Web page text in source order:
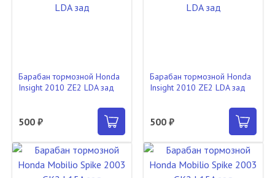
Барабан тормозной Honda
Insight 2010 ZE2 LDA зад
500 ₽
Барабан тормозной Honda
Insight 2010 ZE2 LDA зад
500 ₽